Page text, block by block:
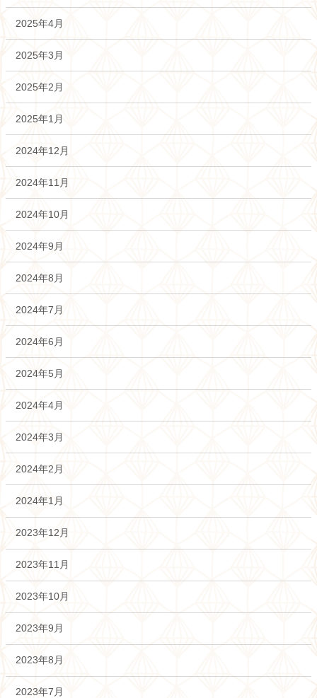
2025年4月
2025年3月
2025年2月
2025年1月
2024年12月
2024年11月
2024年10月
2024年9月
2024年8月
2024年7月
2024年6月
2024年5月
2024年4月
2024年3月
2024年2月
2024年1月
2023年12月
2023年11月
2023年10月
2023年9月
2023年8月
2023年7月